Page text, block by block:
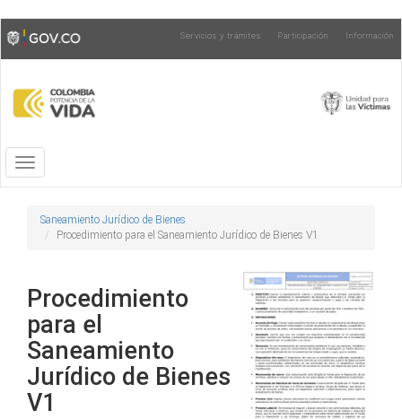
Pasar
al
contenido
Toggle
high
contrast
Servicios y trámites Participación Información
Toggle
navigation
Saneamiento Jurídico de Bienes
Procedimiento para el Saneamiento Jurídico de Bienes V1
Procedimiento
para el
Saneamiento
Jurídico de Bienes
V1